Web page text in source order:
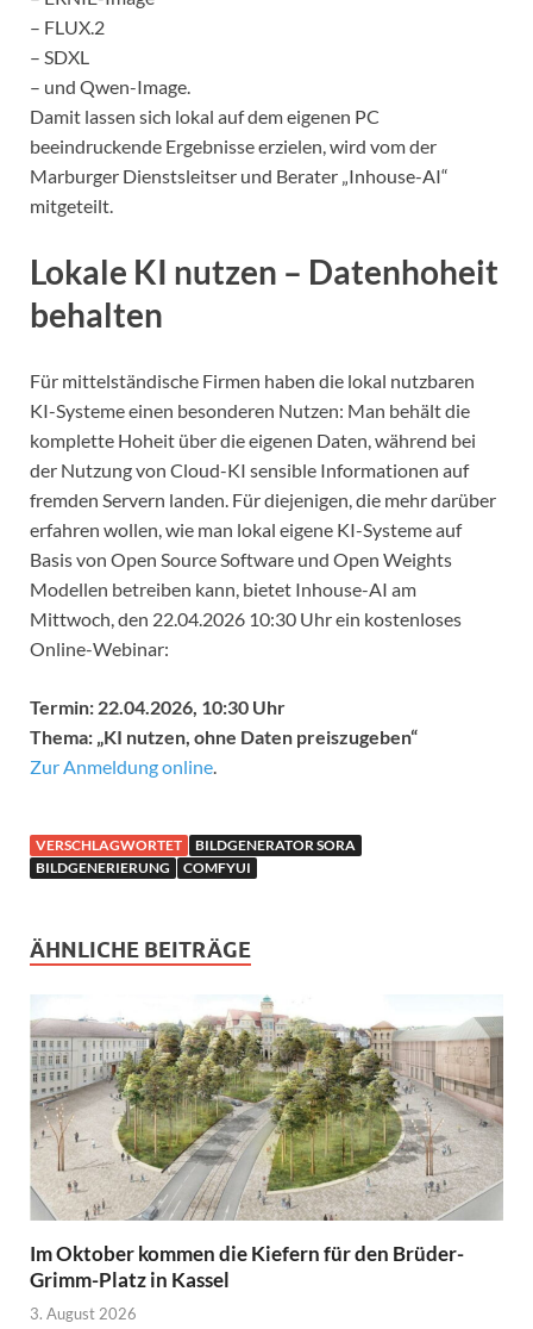
– FLUX.2
– SDXL
– und Qwen-Image.
Damit lassen sich lokal auf dem eigenen PC
beeindruckende Ergebnisse erzielen, wird vom der
Marburger Dienstsleitser und Berater „Inhouse-AI“
mitgeteilt.
Lokale KI nutzen – Datenhoheit
behalten
Für mittelständische Firmen haben die lokal nutzbaren
KI-Systeme einen besonderen Nutzen: Man behält die
komplette Hoheit über die eigenen Daten, während bei
der Nutzung von Cloud-KI sensible Informationen auf
fremden Servern landen. Für diejenigen, die mehr darüber
erfahren wollen, wie man lokal eigene KI-Systeme auf
Basis von Open Source Software und Open Weights
Modellen betreiben kann, bietet Inhouse-AI am
Mittwoch, den 22.04.2026 10:30 Uhr ein kostenloses
Online-Webinar:
Termin: 22.04.2026, 10:30 Uhr
Thema: „KI nutzen, ohne Daten preiszugeben“
Zur Anmeldung online.
VERSCHLAGWORTET
BILDGENERATOR SORA
BILDGENERIERUNG
COMFYUI
ÄHNLICHE BEITRÄGE
Im Oktober kommen die Kiefern für den Brüder-
Grimm-Platz in Kassel
3. August 2026